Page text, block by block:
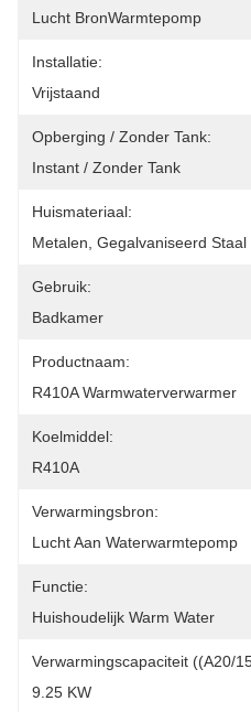
Lucht BronWarmtepomp
Installatie:
Vrijstaand
Opberging / Zonder Tank:
Instant / Zonder Tank
Huismateriaal:
Metalen, Gegalvaniseerd
Gebruik:
Badkamer
Productnaam:
R410A Warmwaterverwarmer
Koelmiddel:
R410A
Verwarmingsbron:
Lucht Aan Waterwarmtepomp
Functie:
Huishoudelijk Warm Water
Verwarmingscapaciteit ((A20/
9.25 KW